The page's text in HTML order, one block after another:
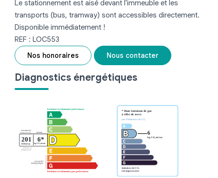
Le stationnement est aisé devant l'immeuble et les
transports (bus, tramway) sont accessibles directement.
Disponible immédiatement !
REF : LOC553
Nos honoraires
Nous contacter
Diagnostics énergétiques